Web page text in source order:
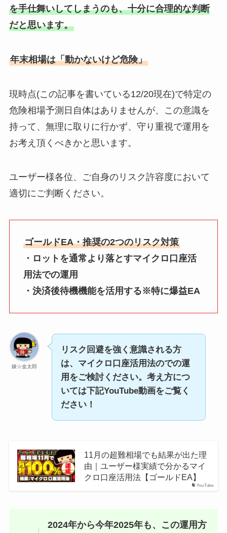
を手仕舞いしてしまうのも、十分に合理的な判断
だと思います。
年末相場は「動かないけど危険」
現時点(この記事を書いている12/20現在)で特定の
危険相場予測日自体はありませんが、この意識を
持って、無理に取りに行かず、守り重視で運用を
お考え頂くべきかと思います。
ユーザー様各位、ご自身のリスク許容度において
適切にご判断ください。
ゴールドEA・推奨の2つのリスク対策
・ロットを通常より落とすマイクロ口座活
用法での運用
・決済後待機機能を活用する※特に爆益EA
錬☆金太郎
リスク回避を強く意識される方
は、マイクロ口座活用法のでの運
用をご検討ください。考え方につ
いては下記YouTube動画をご覧く
ださい！
YouTube
11月の超難相場でも結果が出た理
由｜ユーザー様実績で分かるマイ
クロ口座活用法【ゴールドEA】
2024年から今年2025年も、この運用方